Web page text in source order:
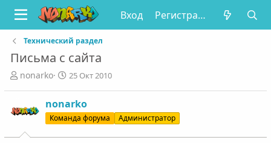
Вход Регистрация
Технический раздел
Письма с сайта
А
о
т
nonarko
Д
а
н
25 Окт 2010
nonarko
Команда форума Администратор